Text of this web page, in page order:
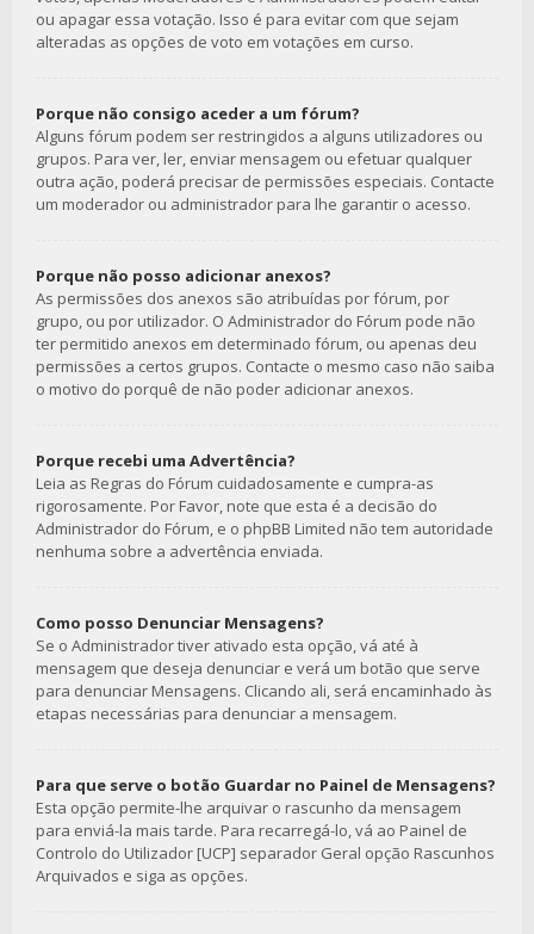
ou apagar essa votação. Isso é para evitar com que sejam
alteradas as opções de voto em votações em curso.
Porque não consigo aceder a um fórum?
Alguns fórum podem ser restringidos a alguns utilizadores ou
grupos. Para ver, ler, enviar mensagem ou efetuar qualquer
outra ação, poderá precisar de permissões especiais. Contacte
um moderador ou administrador para lhe garantir o acesso.
Porque não posso adicionar anexos?
As permissões dos anexos são atribuídas por fórum, por
grupo, ou por utilizador. O Administrador do Fórum pode não
ter permitido anexos em determinado fórum, ou apenas deu
permissões a certos grupos. Contacte o mesmo caso não saiba
o motivo do porquê de não poder adicionar anexos.
Porque recebi uma Advertência?
Leia as Regras do Fórum cuidadosamente e cumpra-as
rigorosamente. Por Favor, note que esta é a decisão do
Administrador do Fórum, e o phpBB Limited não tem autoridade
nenhuma sobre a advertência enviada.
Como posso Denunciar Mensagens?
Se o Administrador tiver ativado esta opção, vá até à
mensagem que deseja denunciar e verá um botão que serve
para denunciar Mensagens. Clicando ali, será encaminhado às
etapas necessárias para denunciar a mensagem.
Para que serve o botão Guardar no Painel de Mensagens?
Esta opção permite-lhe arquivar o rascunho da mensagem
para enviá-la mais tarde. Para recarregá-lo, vá ao Painel de
Controlo do Utilizador [UCP] separador Geral opção Rascunhos
Arquivados e siga as opções.